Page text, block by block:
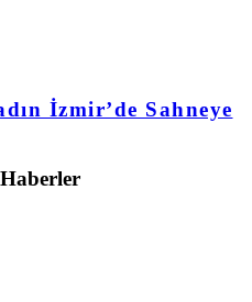
İzmir’de Sahneye